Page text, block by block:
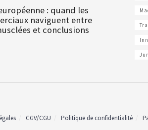
: quand les
naviguent entre
et conclusions
CGV/CGU Politique de confidentialité